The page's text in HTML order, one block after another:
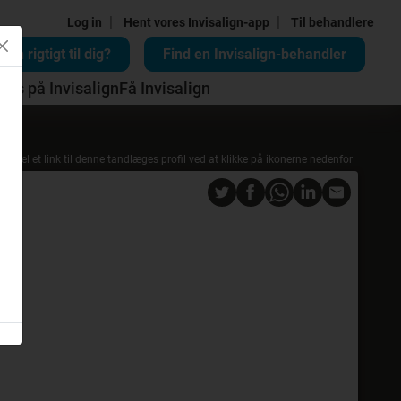
Log in Hent vores Invisalign-app Til behandlere
rigtigt til dig? Find en Invisalign-behandler
Pris på InvisalignFå Invisalign
Del et link til denne tandlæges profil ved at klikke på ikonerne nedenfor